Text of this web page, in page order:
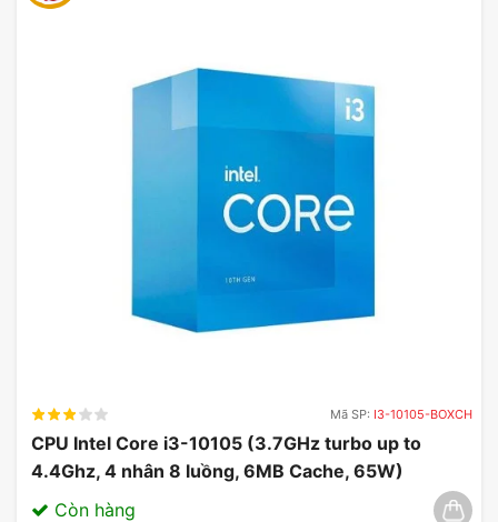
Làm mát êm ái mạnh mẽ
Bộ tản nhiệt NZXT Kraken Elite 360 được thiết kế
để cung cấp khả năng làm mát mạnh mẽ và êm ái.
Mã SP: I3-10105-BOXCH
CPU Intel Core i3-10105 (3.7GHz turbo up to
4.4Ghz, 4 nhân 8 luồng, 6MB Cache, 65W)
03/2025
Còn hàng